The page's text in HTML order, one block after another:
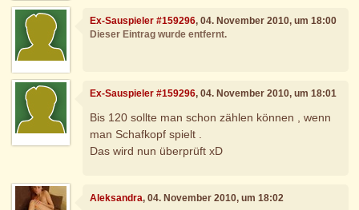
Ex-Sauspieler #159296, 04. November 2010, um 18:00
Dieser Eintrag wurde entfernt.
Ex-Sauspieler #159296, 04. November 2010, um 18:01
Bis 120 sollte man schon zählen können , wenn
man Schafkopf spielt .
Das wird nun überprüft xD
Aleksandra, 04. November 2010, um 18:02